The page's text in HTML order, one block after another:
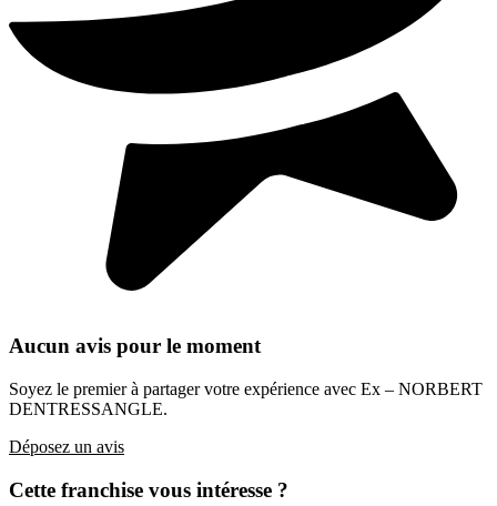
Aucun avis pour le moment
Soyez le premier à partager votre expérience avec Ex – NORBERT
DENTRESSANGLE.
Déposez un avis
Cette franchise vous intéresse ?